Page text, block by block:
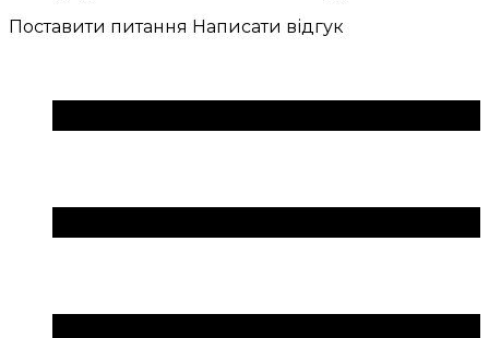
Поставити питання Написати відгук